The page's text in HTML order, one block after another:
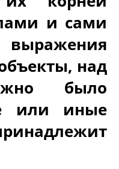
и сами
выражения
над
было
или иные